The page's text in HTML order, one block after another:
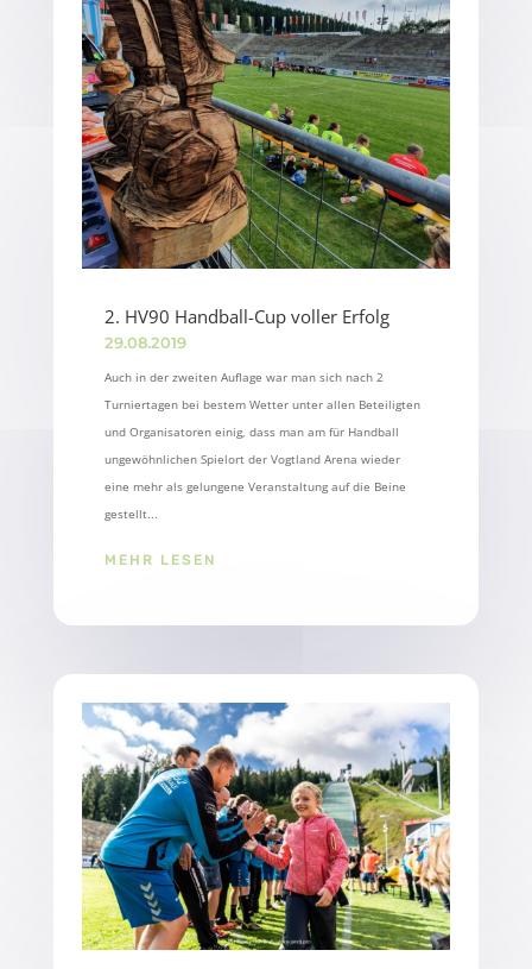
2. HV90 Handball-Cup voller Erfolg
29.08.2019
Auch in der zweiten Auflage war man sich nach 2
Turniertagen bei bestem Wetter unter allen Beteiligten
und Organisatoren einig, dass man am für Handball
ungewöhnlichen Spielort der Vogtland Arena wieder
eine mehr als gelungene Veranstaltung auf die Beine
gestellt...
MEHR LESEN